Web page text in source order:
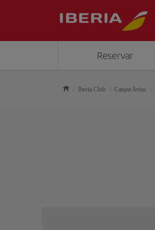
Reservar
Iberia Club Canjea Avios